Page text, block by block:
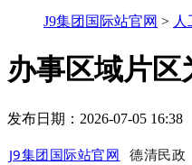
J9集团国际站官网 >
办事区域片区
发布日期：2026-07-05 16:38
J9集团国际站官网 德清民政